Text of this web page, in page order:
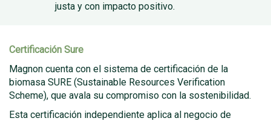
justa y con impacto positivo.
Certificación Sure
Magnon cuenta con el sistema de certificación de la
biomasa SURE (Sustainable Resources Verification
Scheme), que avala su compromiso con la sostenibilidad.
Esta certificación independiente aplica al negocio de